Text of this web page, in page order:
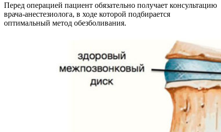
Перед операцией пациент обязательно получает консультацию
врача-анестезиолога, в ходе которой подбирается
оптимальный метод обезболивания.